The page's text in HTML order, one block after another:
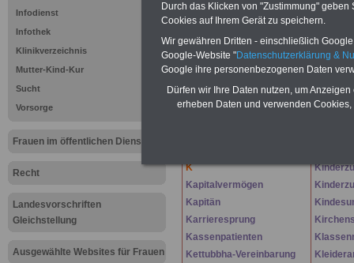
Infodienst
Infothek
Klinikverzeichnis
Mutter-Kind-Kur
Sucht
Vorsorge
Frauen im öffentlichen Dienst
Recht
Landesvorschriften
Gleichstellung
Ausgewählte Websites für Frauen
Lexikon für
A B C
K
L M N O P Q
K
Kapitalvermögen
Kapitän
Karrieresprung
Kassenpatienten
Kettubbha-Vereinbarung
Durch das Klicken von "Zustimmung"
Cookies auf Ihrem Gerät zu speichern.
Wir gewähren Dritten - einschließlich
Google-Website "Datenschutzerklärung &
Google ihre personenbezogenen Daten
Dürfen wir Ihre Daten nutzen, um
erheben Daten und verwenden